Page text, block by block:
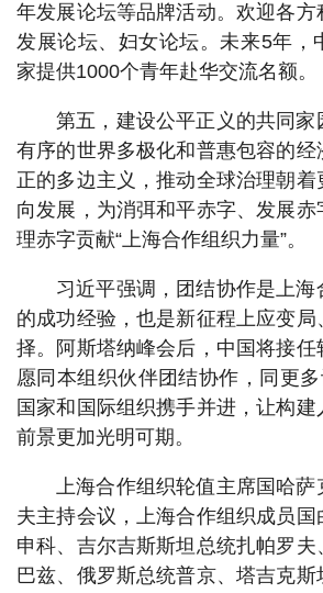
年发展论坛等品牌活动。欢迎各
发展论坛、妇女论坛。未来5年，
家提供1000个青年赴华交流名额。
第五，建设公平正义的共同
有序的世界多极化和普惠包容的
正的多边主义，推动全球治理朝
向发展，为消弭和平赤字、发展
理赤字贡献“上海合作组织力量”。
习近平强调，团结协作是上
的成功经验，也是新征程上应变
择。阿斯塔纳峰会后，中国将接
愿同本组织伙伴团结协作，同更多
国家和国际组织携手并进，让构
前景更加光明可期。
上海合作组织轮值主席国哈
夫主持会议，上海合作组织成员
申科、吉尔吉斯斯坦总统扎帕罗夫
巴兹、俄罗斯总统普京、塔吉克